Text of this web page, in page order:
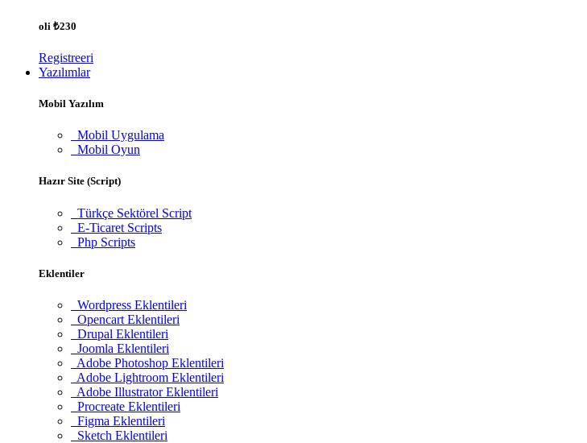
oli ₺230
Registreeri
Yazılımlar
Mobil Yazılım
Mobil Uygulama
Mobil Oyun
Hazır Site (Script)
Türkçe Sektörel Script
E-Ticaret Scripts
Php Scripts
Eklentiler
Wordpress Eklentileri
Opencart Eklentileri
Drupal Eklentileri
Joomla Eklentileri
Adobe Photoshop Eklentileri
Adobe Lightroom Eklentileri
Adobe Illustrator Eklentileri
Procreate Eklentileri
Figma Eklentileri
Sketch Eklentileri